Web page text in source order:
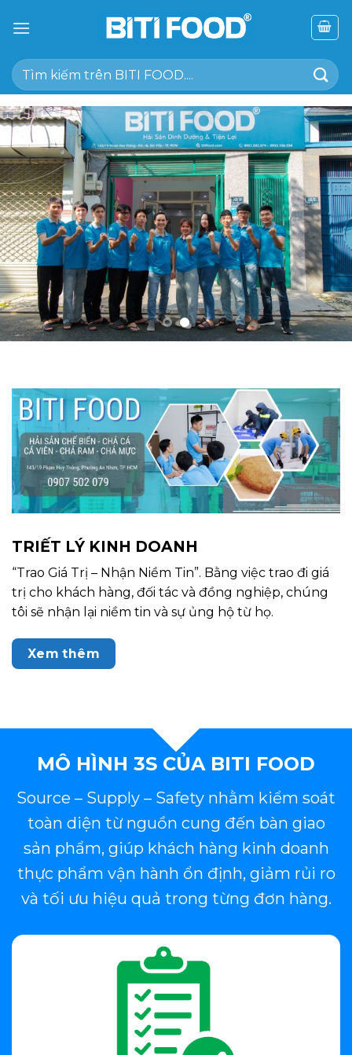
đến
dung
Tìm
kiếm:
TRIẾT LÝ KINH DOANH
“Trao Giá Trị – Nhận Niềm Tin”. Bằng việc trao đi giá
trị cho khách hàng, đối tác và đồng nghiệp, chúng
tôi sẽ nhận lại niềm tin và sự ủng hộ từ họ.
Xem thêm
MÔ HÌNH 3S CỦA BITI FOOD
Source – Supply – Safety nhằm kiểm soát
toàn diện từ nguồn cung đến bàn giao
sản phẩm, giúp khách hàng kinh doanh
thực phẩm vận hành ổn định, giảm rủi ro
và tối ưu hiệu quả trong từng đơn hàng.